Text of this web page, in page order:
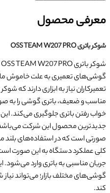
معرفی محصول
شوکر باتری OSS TEAM W207 PRO
گوشی‌های تعمیری به علت خاموش
تعمیرکاران نیاز به ابزاری دارند که
مناسب و ضعیف، باتری گوشی را به
جدیدترین محصول این شرکت
صورتی است که در استفاده‌های
کلی عملکرد دستگاه به این صورت است
جریان مناسبی به باتری وارد می‌شود.
گوشی‌های مختلف بازار؛ می‌تواند نیاز
کند.